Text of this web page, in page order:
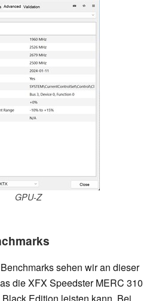
GPU-Z
sehen wir an dieser
die XFX Speedster MERC 310